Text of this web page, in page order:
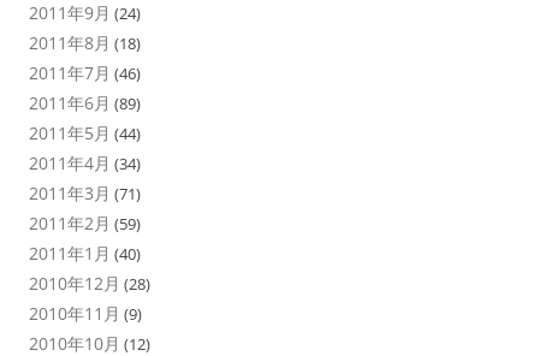
2011年9月 (24)
2011年8月 (18)
2011年7月 (46)
2011年6月 (89)
2011年5月 (44)
2011年4月 (34)
2011年3月 (71)
2011年2月 (59)
2011年1月 (40)
2010年12月 (28)
2010年11月 (9)
2010年10月 (12)